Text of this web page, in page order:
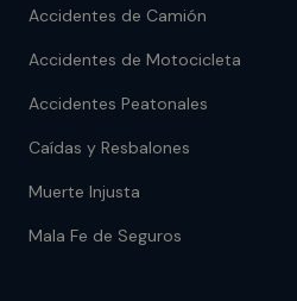
Accidentes de Camión
Accidentes de Motocicleta
Accidentes Peatonales
Caídas y Resbalones
Muerte Injusta
Mala Fe de Seguros